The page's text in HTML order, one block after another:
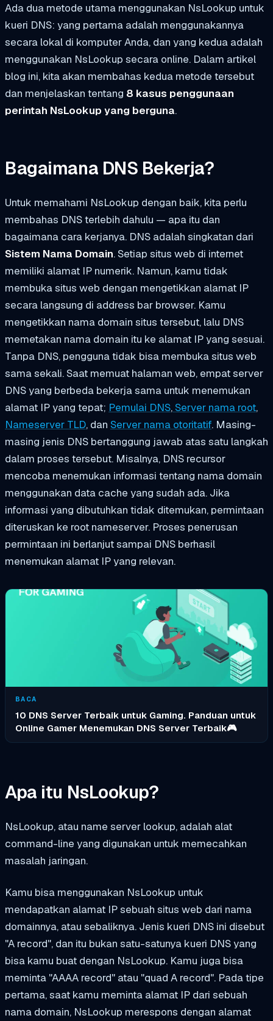
Ada dua metode utama menggunakan NsLookup untuk
kueri DNS: yang pertama adalah menggunakannya
secara lokal di komputer Anda, dan yang kedua adalah
menggunakan NsLookup secara online. Dalam artikel
blog ini, kita akan membahas kedua metode tersebut
dan menjelaskan tentang 8 kasus penggunaan
perintah NsLookup yang berguna.
Bagaimana DNS Bekerja?
Untuk memahami NsLookup dengan baik, kita perlu
membahas DNS terlebih dahulu — apa itu dan
bagaimana cara kerjanya. DNS adalah singkatan dari
Sistem Nama Domain. Setiap situs web di internet
memiliki alamat IP numerik. Namun, kamu tidak
membuka situs web dengan mengetikkan alamat IP
secara langsung di address bar browser. Kamu
mengetikkan nama domain situs tersebut, lalu DNS
memetakan nama domain itu ke alamat IP yang sesuai.
Tanpa DNS, pengguna tidak bisa membuka situs web
sama sekali. Saat memuat halaman web, empat server
DNS yang berbeda bekerja sama untuk menemukan
alamat IP yang tepat; Pemulai DNS,Server nama root,
Nameserver TLD, dan Server nama otoritatif. Masing-
masing jenis DNS bertanggung jawab atas satu langkah
dalam proses tersebut. Misalnya, DNS recursor
mencoba menemukan informasi tentang nama domain
menggunakan data cache yang sudah ada. Jika
informasi yang dibutuhkan tidak ditemukan, permintaan
diteruskan ke root nameserver. Proses penerusan
permintaan ini berlanjut sampai DNS berhasil
menemukan alamat IP yang relevan.
BACA
10 DNS Server Terbaik untuk Gaming. Panduan untuk
Online Gamer Menemukan DNS Server Terbaik🎮
Apa itu NsLookup?
NsLookup, atau name server lookup, adalah alat
command-line yang digunakan untuk memecahkan
masalah jaringan.
Kamu bisa menggunakan NsLookup untuk
mendapatkan alamat IP sebuah situs web dari nama
domainnya, atau sebaliknya. Jenis kueri DNS ini disebut
"A record", dan itu bukan satu-satunya kueri DNS yang
bisa kamu buat dengan NsLookup. Kamu juga bisa
meminta "AAAA record" atau "quad A record". Pada tipe
pertama, saat kamu meminta alamat IP dari sebuah
nama domain, NsLookup merespons dengan alamat